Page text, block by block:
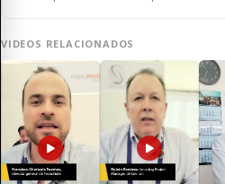
VIDEOS RELACIONADOS